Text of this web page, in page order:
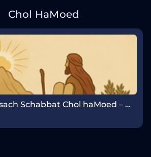
Chol HaMoed
Paraschah Pessach Schabbat Chol haMoed – Wöchentlicher Tora-Abschnitt